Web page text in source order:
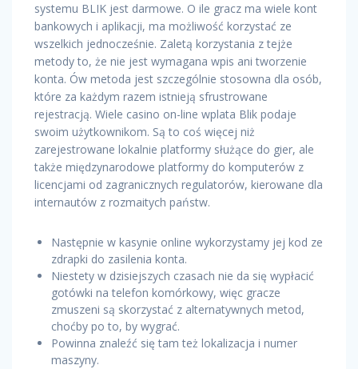
systemu BLIK jest darmowe. O ile gracz ma wiele kont
bankowych i aplikacji, ma możliwość korzystać ze
wszelkich jednocześnie. Zaletą korzystania z tejże
metody to, że nie jest wymagana wpis ani tworzenie
konta. Ów metoda jest szczególnie stosowna dla osób,
które za każdym razem istnieją sfrustrowane
rejestracją. Wiele casino on-line wplata Blik podaje
swoim użytkownikom. Są to coś więcej niż
zarejestrowane lokalnie platformy służące do gier, ale
także międzynarodowe platformy do komputerów z
licencjami od zagranicznych regulatorów, kierowane dla
internautów z rozmaitych państw.
Następnie w kasynie online wykorzystamy jej kod ze
zdrapki do zasilenia konta.
Niestety w dzisiejszych czasach nie da się wypłacić
gotówki na telefon komórkowy, więc gracze
zmuszeni są skorzystać z alternatywnych metod,
choćby po to, by wygrać.
Powinna znaleźć się tam też lokalizacja i numer
maszyny.